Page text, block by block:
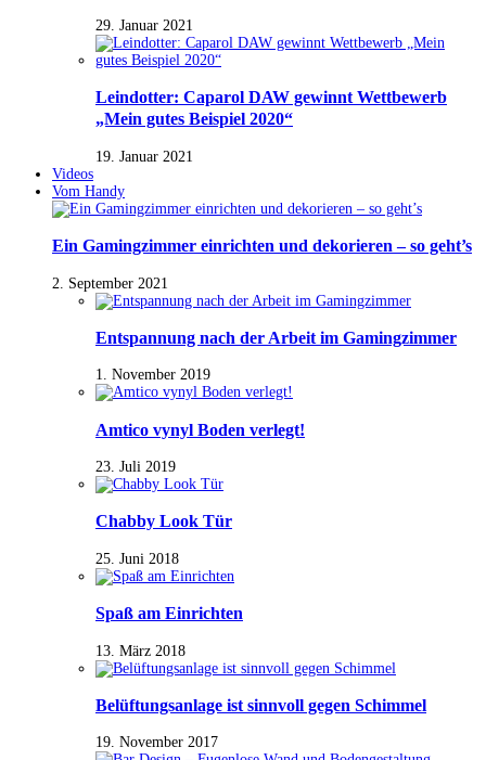
29. Januar 2021
Leindotter: Caparol DAW gewinnt Wettbewerb
„Mein gutes Beispiel 2020“
19. Januar 2021
Videos
Vom Handy
Ein Gamingzimmer einrichten und dekorieren – so geht’s
2. September 2021
Entspannung nach der Arbeit im Gamingzimmer
1. November 2019
Amtico vynyl Boden verlegt!
23. Juli 2019
Chabby Look Tür
25. Juni 2018
Spaß am Einrichten
13. März 2018
Belüftungsanlage ist sinnvoll gegen Schimmel
19. November 2017